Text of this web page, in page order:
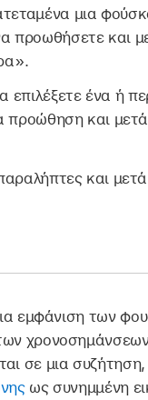
μια
προωθήσετε και
επιλέξετε ένα ή
προώθηση και μετά
και μετά
εμφάνιση των
σε μια συζήτηση,
ως συνημμένη